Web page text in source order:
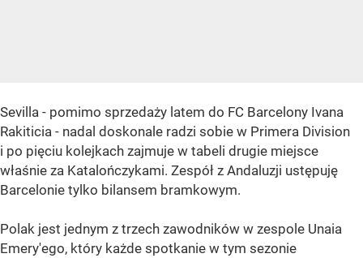
Sevilla - pomimo sprzedaży latem do FC Barcelony Ivana
Rakiticia - nadal doskonale radzi sobie w Primera Division
i po pięciu kolejkach zajmuje w tabeli drugie miejsce
właśnie za Katalończykami. Zespół z Andaluzji ustępuję
Barcelonie tylko bilansem bramkowym.
Polak jest jednym z trzech zawodników w zespole Unaia
Emery'ego, który każde spotkanie w tym sezonie